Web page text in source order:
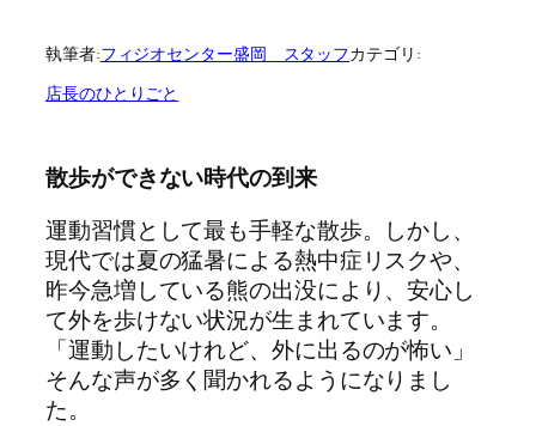
執筆者:フィジオセンター盛岡 スタッフカテゴリ:
店長のひとりごと
散歩ができない時代の到来
運動習慣として最も手軽な散歩。しかし、
現代では夏の猛暑による熱中症リスクや、
昨今急増している熊の出没により、安心し
て外を歩けない状況が生まれています。
「運動したいけれど、外に出るのが怖い」
そんな声が多く聞かれるようになりまし
た。